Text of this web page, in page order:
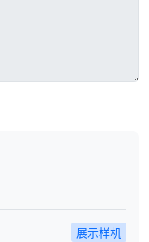
展示样机